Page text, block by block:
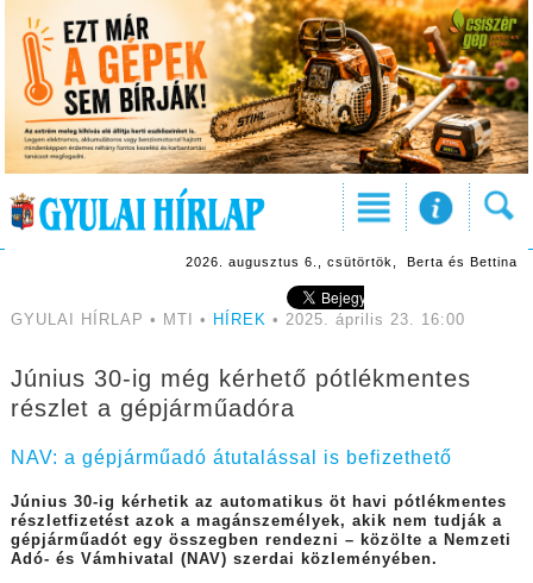
2026. augusztus 6., csütörtök, Berta és Bettina
GYULAI HÍRLAP • MTI • HÍREK • 2025. április 23. 16:00
Június 30-ig még kérhető pótlékmentes
részlet a gépjárműadóra
NAV: a gépjárműadó átutalással is befizethető
Június 30-ig kérhetik az automatikus öt havi pótlékmentes
részletfizetést azok a magánszemélyek, akik nem tudják a
gépjárműadót egy összegben rendezni – közölte a Nemzeti
Adó- és Vámhivatal (NAV) szerdai közleményében.